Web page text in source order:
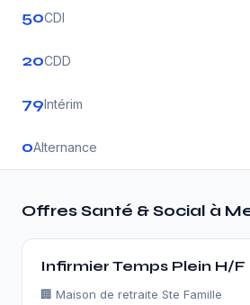
50CDI
20CDD
79Intérim
0Alternance
Offres Santé & Social à
Infirmier Temps Plein H/F
🏢 Maison de retraite Ste Famille